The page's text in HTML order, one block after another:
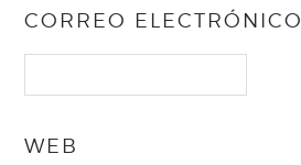
CORREO ELECTRÓNICO
WEB